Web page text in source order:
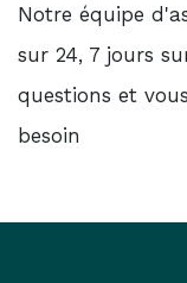
Notre équipe
sur 24, 7 jours
questions et
besoin